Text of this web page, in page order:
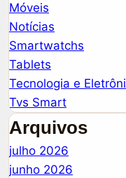
Móveis
Notícias
Smartwatchs
Tablets
Tecnologia e
Tvs Smart
Arquivos
julho 2026
junho 2026